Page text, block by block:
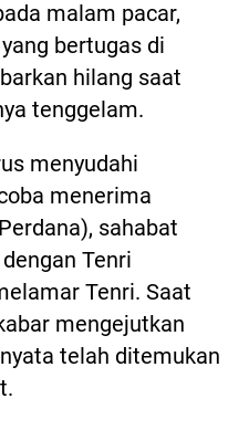
malam pacar,
bertugas di
hilang saat
tenggelam.
menyudahi
menerima
sahabat
Tenri
Tenri. Saat
mengejutkan
telah ditemukan